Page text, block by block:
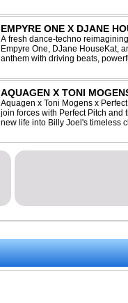
EMPYRE ONE X DJANE
TONIGHT
A fresh dance-techno
Empyre One, DJane HouseKat,
anthem with driving beats,
AQUAGEN X TONI
Aquagen x Toni Mogens x
join forces with Perfect Pitch and
new life into Billy Joel's timeless